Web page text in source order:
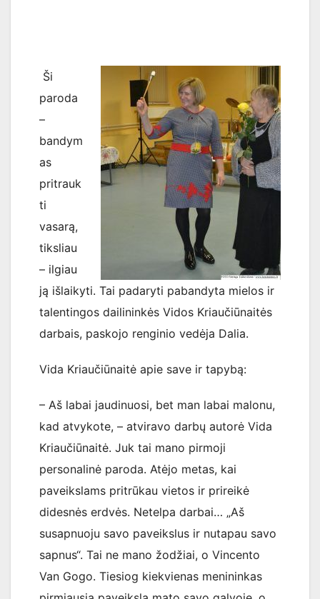
Ši
paroda
–
bandym
as
pritrauk
ti
vasarą,
tiksliau
– ilgiau
ją išlaikyti. Tai padaryti pabandyta mielos ir
talentingos dailininkės Vidos Kriaučiūnaitės
darbais, paskojo renginio vedėja Dalia.
Vida Kriaučiūnaitė apie save ir tapybą:
– Aš labai jaudinuosi, bet man labai malonu,
kad atvykote, – atviravo darbų autorė Vida
Kriaučiūnaitė. Juk tai mano pirmoji
personalinė paroda. Atėjo metas, kai
paveikslams pritrūkau vietos ir prireikė
didesnės erdvės. Netelpa darbai… „Aš
susapnuoju savo paveikslus ir nutapau savo
sapnus“. Tai ne mano žodžiai, o Vincento
Van Gogo. Tiesiog kiekvienas menininkas